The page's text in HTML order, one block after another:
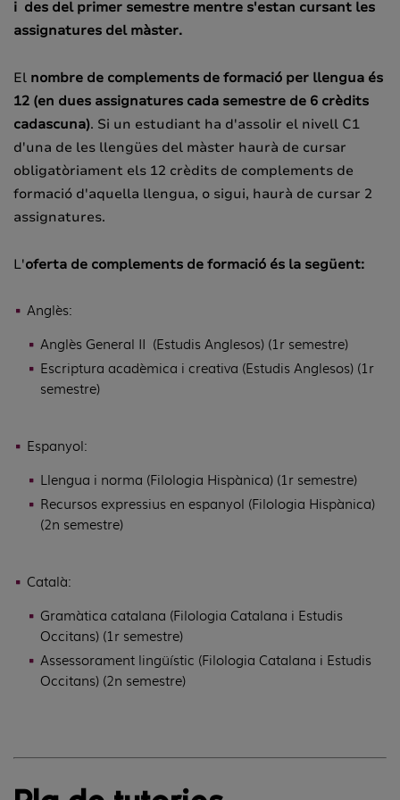
i des del primer semestre mentre s'estan cursant les
assignatures del màster.
El nombre de complements de formació per llengua és
12 (en dues assignatures cada semestre de 6 crèdits
cadascuna). Si un estudiant ha d'assolir el nivell C1
d'una de les llengües del màster haurà de cursar
obligatòriament els 12 crèdits de complements de
formació d'aquella llengua, o sigui, haurà de cursar 2
assignatures.
L'oferta de complements de formació és la següent:
Anglès:
Anglès General II (Estudis Anglesos) (1r semestre)
Escriptura acadèmica i creativa (Estudis Anglesos) (1r
semestre)
Espanyol:
Llengua i norma (Filologia Hispànica) (1r semestre)
Recursos expressius en espanyol (Filologia Hispànica)
(2n semestre)
Català:
Gramàtica catalana (Filologia Catalana i Estudis
Occitans) (1r semestre)
Assessorament lingüístic (Filologia Catalana i Estudis
Occitans) (2n semestre)